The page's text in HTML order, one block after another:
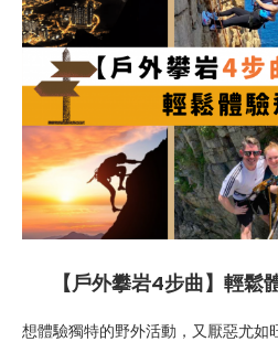
【戶外攀岩4步曲】輕鬆
想體驗獨特的野外活動，又厭惡尤如